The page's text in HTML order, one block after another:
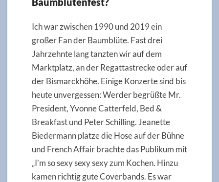
Ich war zwischen 1990 und 2019 ein
großer Fan der Baumblüte. Fast drei
Jahrzehnte lang tanzten wir auf dem
Marktplatz, an der Regattastrecke oder auf
der Bismarckhöhe. Einige Konzerte sind bis
heute unvergessen: Werder begrüßte Mr.
President, Yvonne Catterfeld, Bed &
Breakfast und Peter Schilling. Jeanette
Biedermann platze die Hose auf der Bühne
und French Affair brachte das Publikum mit
„I’m so sexy sexy sexy zum Kochen. Hinzu
kamen richtig gute Coverbands. Es war